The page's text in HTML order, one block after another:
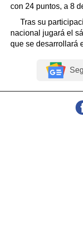
con 24 puntos, a 8
Tras su
nacional jugará el
que se desarrollará